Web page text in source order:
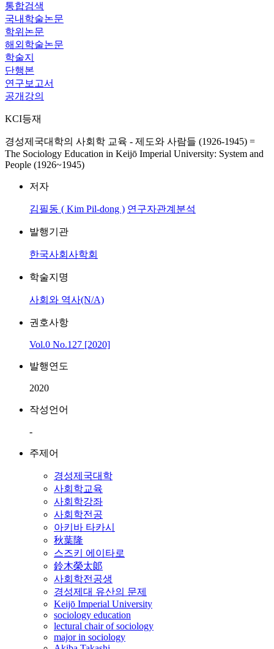
통합검색
국내학술논문
학위논문
해외학술논문
학술지
단행본
연구보고서
공개강의
KCI등재
경성제국대학의 사회학 교육 - 제도와 사람들 (1926-1945) =
The Sociology Education in Keijō Imperial University: System and
People (1926~1945)
저자
김필동 ( Kim Pil-dong ) 연구자관계분석
발행기관
한국사회사학회
학술지명
사회와 역사(N/A)
권호사항
Vol.0 No.127 [2020]
발행연도
2020
작성언어
-
주제어
경성제국대학
사회학교육
사회학강좌
사회학전공
아키바 타카시
秋葉隆
스즈키 에이타로
鈴木榮太郞
사회학전공생
경성제대 유산의 문제
Keijō Imperial University
sociology education
lectural chair of sociology
major in sociology